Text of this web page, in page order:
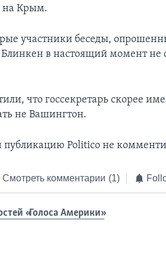
на Крым.
участники беседы,
в настоящий момент не
что госсекретарь скорее
не Вашингтон.
Politico не
Смотреть комментарии (1)
«Голоса Америки»